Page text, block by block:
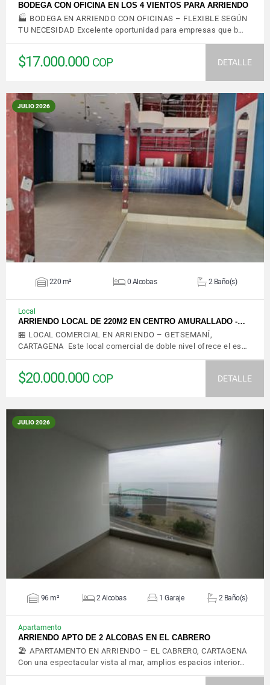
BODEGA CON OFICINA EN LOS 4 VIENTOS PARA ARRIENDO
🏭 BODEGA EN ARRIENDO CON OFICINAS – FLEXIBLE SEGÚN
TU NECESIDAD Excelente oportunidad para empresas que b…
$17.000.000 COP DETALLE
JULIO 2026
VER DETALLES
220 m² 0 Alcobas 2 Baño(s)
Local
ARRIENDO LOCAL DE 220M2 EN CENTRO AMURALLADO -…
🏪 LOCAL COMERCIAL EN ARRIENDO – GETSEMANÍ,
CARTAGENA Este local comercial de doble nivel ofrece el es…
$20.000.000 COP DETALLE
JULIO 2026
VER DETALLES
96 m² 2 Alcobas 1 Garaje 2 Baño(s)
Apartamento
ARRIENDO APTO DE 2 ALCOBAS EN EL CABRERO
🏖️ APARTAMENTO EN ARRIENDO – EL CABRERO, CARTAGENA
Con una espectacular vista al mar, amplios espacios interior…